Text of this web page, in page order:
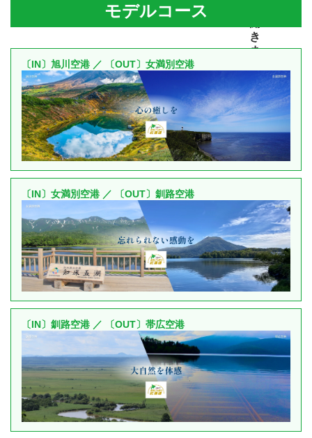
モデルコース
〔IN〕旭川空港 ／ 〔OUT〕女満別空港
〔IN〕女満別空港 ／ 〔OUT〕釧路空港
〔IN〕釧路空港 ／ 〔OUT〕帯広空港